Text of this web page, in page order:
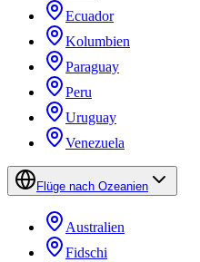
Ecuador
Kolumbien
Paraguay
Peru
Uruguay
Venezuela
Flüge nach Ozeanien
Australien
Fidschi